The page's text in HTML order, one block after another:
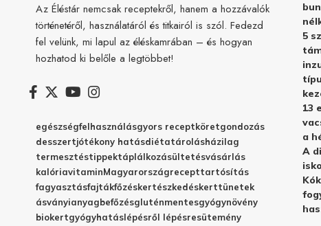
Az Éléstár nemcsak receptekről, hanem a hozzávalók
történetéről, használatáról és titkairól is szól. Fedezd
fel velünk, mi lapul az éléskamrában – és hogyan
hozhatod ki belőle a legtöbbet!
egészségfelhasználásgyors receptköretgondozás
desszertjótékony hatásdiétatárolásházilag
termesztéstippektáplálkozásültetésvásárlás
kalóriavitaminMagyarországrecepttartósítás
fagyasztásfajtákfőzéskertészkedéskerttünetek
ásványianyagbefőzésgluténmentesgyógynövény
biokertgyógyhatáslépésről lépésresütemény
5
13
a
A